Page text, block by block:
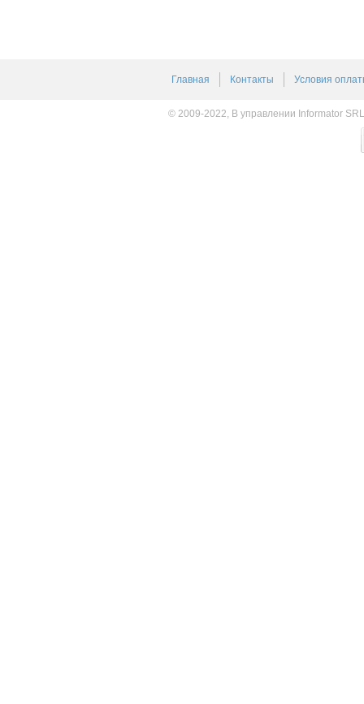
Главная Контакты Условия
© 2009-2022, В управлении Informator SRL